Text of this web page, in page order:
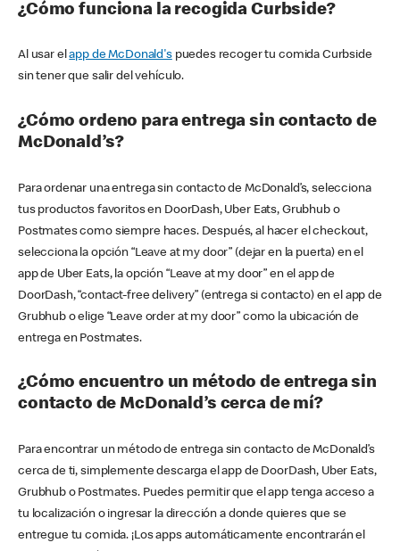
¿Cómo funciona la recogida Curbside?
Al usar elapp de McDonald'spuedes recoger tu comida Curbside
sin tener que salir del vehículo.
¿Cómo ordeno para entrega sin contacto de
McDonald’s?
Para ordenar una entrega sin contacto de McDonald’s, selecciona
tus productos favoritos en DoorDash, Uber Eats, Grubhub o
Postmates como siempre haces. Después, al hacer el checkout,
selecciona la opción “Leave at my door” (dejar en la puerta) en el
app de Uber Eats, la opción “Leave at my door” en el app de
DoorDash, “contact-free delivery” (entrega si contacto) en el app de
Grubhub o elige “Leave order at my door” como la ubicación de
entrega en Postmates.
¿Cómo encuentro un método de entrega sin
contacto de McDonald’s cerca de mí?
Para encontrar un método de entrega sin contacto de McDonald’s
cerca de ti, simplemente descarga el app de DoorDash, Uber Eats,
Grubhub o Postmates. Puedes permitir que el app tenga acceso a
tu localización o ingresar la dirección a donde quieres que se
entregue tu comida. ¡Los apps automáticamente encontrarán el